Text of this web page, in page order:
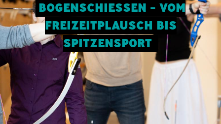
BOGENSCHIESSEN - VOM
FREIZEITPLAUSCH BIS
SPITZENSPORT